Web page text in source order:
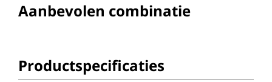
Aanbevolen combinatie
Productspecificaties